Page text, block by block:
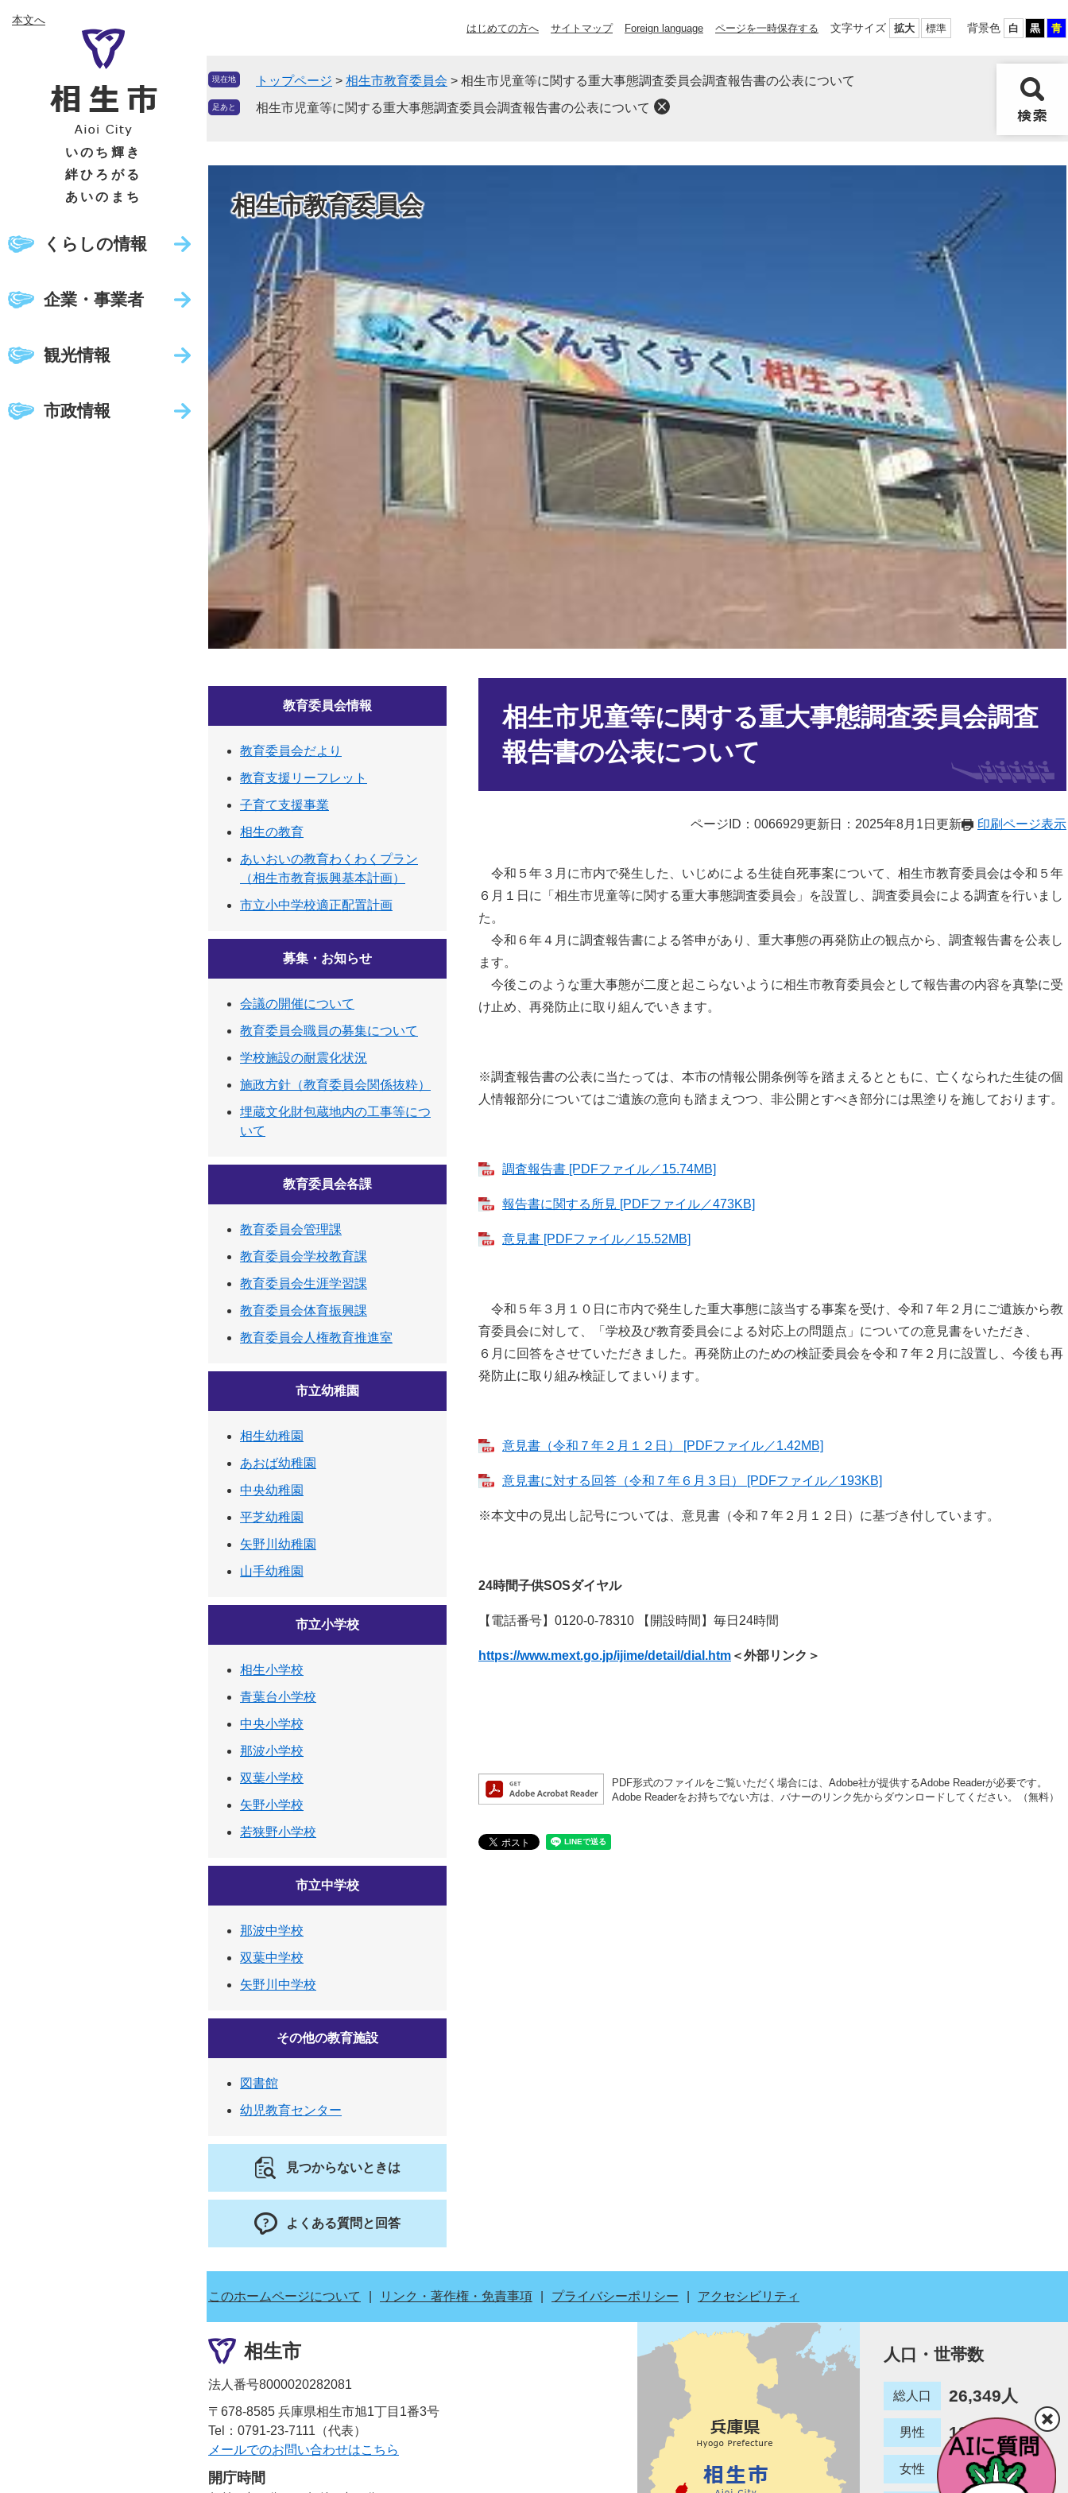
ー
ニ
本文へ
いのち輝き
絆ひろがる
あいのまち
くらしの情報
企業・事業者
観光情報
市政情報
はじめての方へ サイトマップ Foreign language ページを一時保存する 文字サイズ 拡大 標準 背景色 白 黒 青
現在地 トップページ > 相生市教育委員会 > 相生市児童等に関する重大事態調査委員会調査報告書の公表について
足あと 相生市児童等に関する重大事態調査委員会調査報告書の公表について
相生市教育委員会
相生市児童等に関する重大事態調査委員会調査
報告書の公表について
ページID：0066929更新日：2025年8月1日更新 印刷ページ表示
令和５年３月に市内で発生した、いじめによる生徒自死事案について、相生市教育委員会は令和５年
６月１日に「相生市児童等に関する重大事態調査委員会」を設置し、調査委員会による調査を行いまし
た。
令和６年４月に調査報告書による答申があり、重大事態の再発防止の観点から、調査報告書を公表し
ます。
​ 今後このような重大事態が二度と起こらないように相生市教育委員会として報告書の内容を真摯に受
け止め、再発防止に取り組んでいきます。
※調査報告書の公表に当たっては、本市の情報公開条例等を踏まえるとともに、亡くなられた生徒の個
人情報部分についてはご遺族の意向も踏まえつつ、非公開とすべき部分には黒塗りを施しております。
調査報告書 [PDFファイル／15.74MB]
報告書に関する所見 [PDFファイル／473KB]
意見書 [PDFファイル／15.52MB]
令和５年３月１０日に市内で発生した重大事態に該当する事案を受け、令和７年２月にご遺族から教
育委員会に対して、「学校及び教育委員会による対応上の問題点」についての意見書をいただき、
６月に回答をさせていただきました。再発防止のための検証委員会を令和７年２月に設置し、今後も再
発防止に取り組み検証してまいります。
意見書（令和７年２月１２日） [PDFファイル／1.42MB]
意見書に対する回答（令和７年６月３日） [PDFファイル／193KB]
※本文中の見出し記号については、意見書（令和７年２月１２日）に基づき付しています。
24時間子供SOSダイヤル
【電話番号】0120-0-78310 【開設時間】毎日24時間​
https://www.mext.go.jp/ijime/detail/dial.htm ＜外部リンク＞
PDF形式のファイルをご覧いただく場合には、Adobe社が提供するAdobe Readerが必要です。
Adobe Readerをお持ちでない方は、バナーのリンク先からダウンロードしてください。（無料）
教育委員会情報
教育委員会だより
教育支援リーフレット
子育て支援事業
相生の教育
あいおいの教育わくわくプラン
（相生市教育振興基本計画）
市立小中学校適正配置計画
募集・お知らせ
会議の開催について
教育委員会職員の募集について
学校施設の耐震化状況
施政方針（教育委員会関係抜粋）
埋蔵文化財包蔵地内の工事等につ
いて
教育委員会各課
教育委員会管理課
教育委員会学校教育課
教育委員会生涯学習課
教育委員会体育振興課
教育委員会人権教育推進室
市立幼稚園
相生幼稚園
あおば幼稚園
中央幼稚園
平芝幼稚園
矢野川幼稚園
山手幼稚園
市立小学校
相生小学校
青葉台小学校
中央小学校
那波小学校
双葉小学校
矢野小学校
若狭野小学校
市立中学校
那波中学校
双葉中学校
矢野川中学校
その他の教育施設
図書館
幼児教育センター
見つからないときは
よくある質問と回答
このホームページについて リンク・著作権・免責事項 プライバシーポリシー アクセシビリティ
相生市
法人番号8000020282081
〒678-8585 兵庫県相生市旭1丁目1番3号
Tel：0791-23-7111（代表）
メールでのお問い合わせはこちら
開庁時間
人口・世帯数
総人口 26,349人
男性 12,780人
女性 13,569人